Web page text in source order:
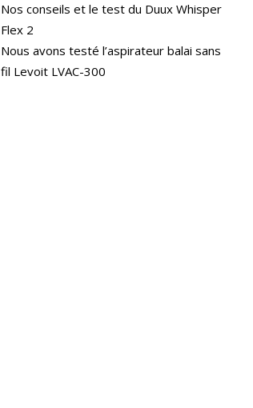
Nos conseils et le test du Duux Whisper
Flex 2
Nous avons testé l’aspirateur balai sans
fil Levoit LVAC-300